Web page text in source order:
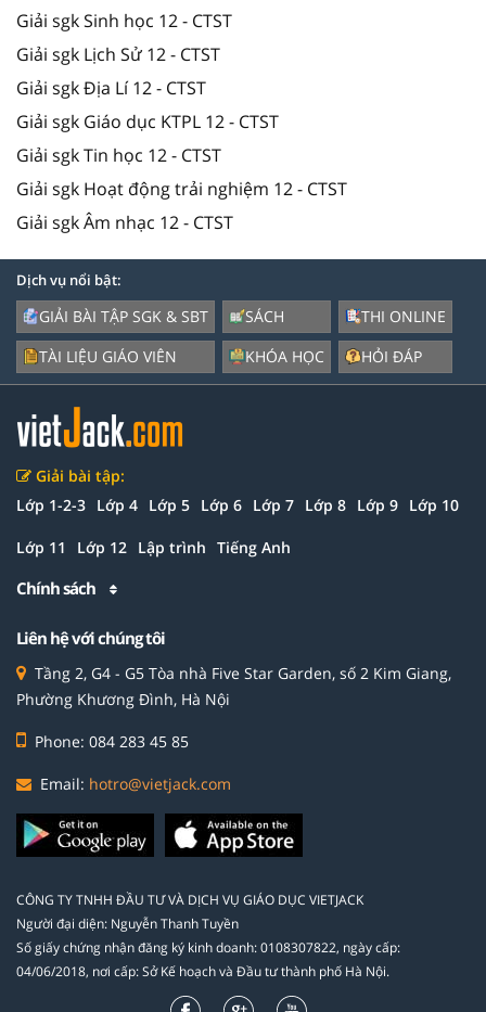
Giải sgk Sinh học 12 - CTST
Giải sgk Lịch Sử 12 - CTST
Giải sgk Địa Lí 12 - CTST
Giải sgk Giáo dục KTPL 12 - CTST
Giải sgk Tin học 12 - CTST
Giải sgk Hoạt động trải nghiệm 12 - CTST
Giải sgk Âm nhạc 12 - CTST
Dịch vụ nổi bật:
GIẢI BÀI TẬP SGK & SBT
TÀI LIỆU GIÁO VIÊN
SÁCH
KHÓA HỌC
THI ONLINE
HỎI ĐÁP
Giải bài tập:
Lớp 1-2-3 Lớp 4 Lớp 5 Lớp 6 Lớp 7 Lớp 8 Lớp 9 Lớp 10
Lớp 11 Lớp 12 Lập trình Tiếng Anh
Chính sách
Liên hệ với chúng tôi
Tầng 2, G4 - G5 Tòa nhà Five Star Garden, số 2 Kim Giang,
Phường Khương Đình, Hà Nội
Phone: 084 283 45 85
Email: hotro@vietjack.com
CÔNG TY TNHH ĐẦU TƯ VÀ DỊCH VỤ GIÁO DỤC VIETJACK
Người đại diện: Nguyễn Thanh Tuyền
Số giấy chứng nhận đăng ký kinh doanh: 0108307822, ngày cấp:
04/06/2018, nơi cấp: Sở Kế hoạch và Đầu tư thành phố Hà Nội.